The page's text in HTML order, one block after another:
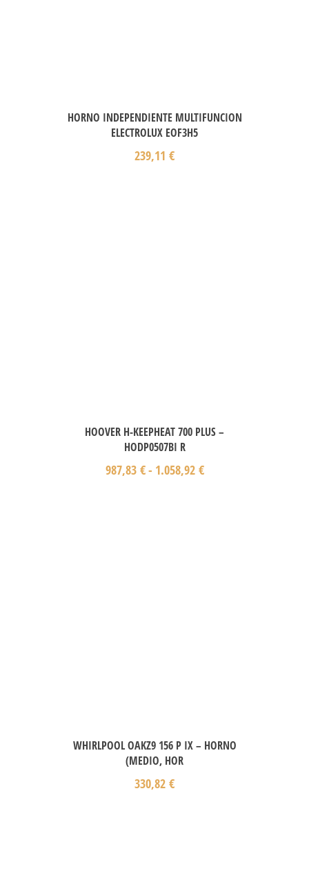
HORNO INDEPENDIENTE MULTIFUNCION
ELECTROLUX EOF3H5
239,11 €
HOOVER H-KEEPHEAT 700 PLUS –
HODP0507BI R
987,83 €- 1.058,92 €
WHIRLPOOL OAKZ9 156 P IX – HORNO
(MEDIO, HOR
330,82 €